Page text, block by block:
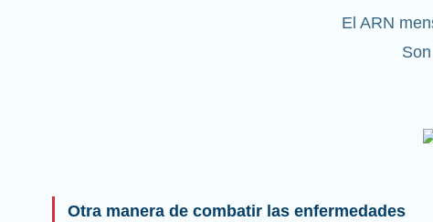
El ARN
Otra manera de combatir las enfermedades